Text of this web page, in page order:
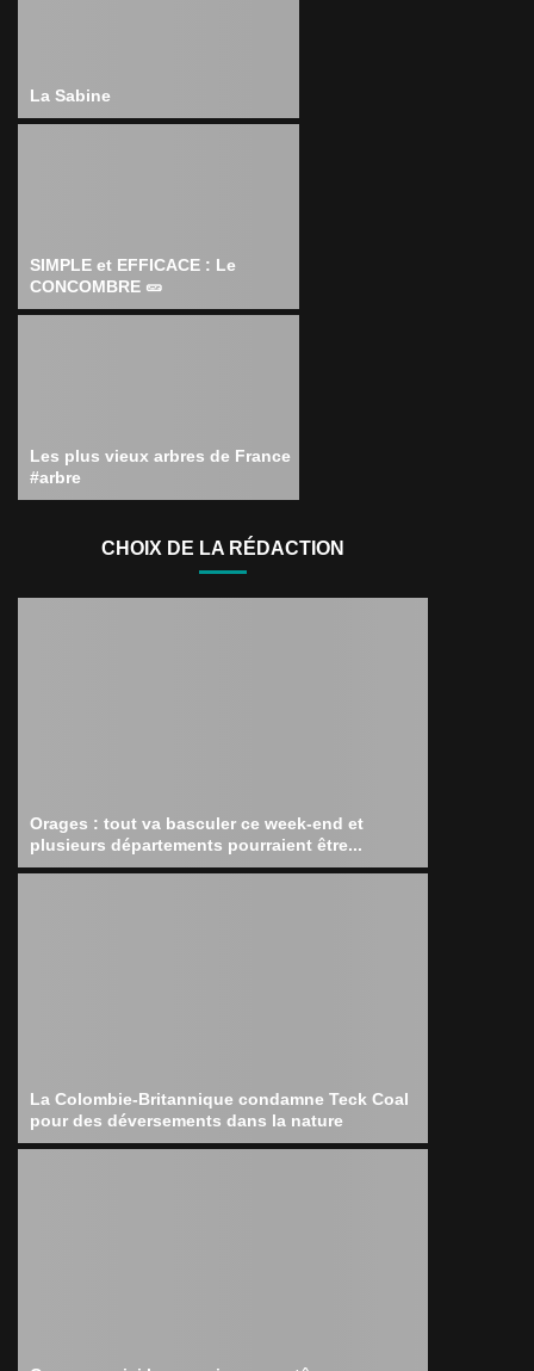
La Sabine
SIMPLE et EFFICACE : Le
CONCOMBRE 🥒
Les plus vieux arbres de France
#arbre
CHOIX DE LA RÉDACTION
Orages : tout va basculer ce week-end et
plusieurs départements pourraient être...
La Colombie-Britannique condamne Teck Coal
pour des déversements dans la nature